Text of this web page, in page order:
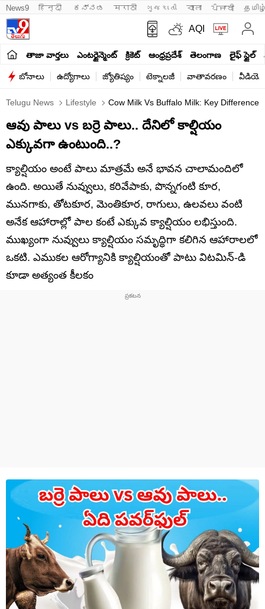
News9 हिन्दी ಕನ್ನಡ मराठी ગુજરાતી বাংলা ਪੰਜਾਬੀ
AQI
తాజా వార్తలు ఎంటర్టైన్మెంట్ క్రికెట్ ఆంధ్రప్రదేశ్ తెలంగాణ లైఫ్ స్టైల్
బోనాలు ఉద్యోగాలు జ్యోతిష్యం టెక్నాలజీ వాతావరణం
Telugu News Lifestyle Cow Milk Vs Buffalo Milk: Key
ఆవు పాలు vs బర్రె పాలు.. దేనిలో కాల్షియం
ఎక్కువగా ఉంటుంది..?
క్యాల్షియం అంటే పాలు మాత్రమే అనే భావన చాలామందిలో
ఉంది. అయితే నువ్వులు, కరివేపాకు, పొన్నగంటి కూర,
మునగాకు, తోటకూర, మెంతికూర, రాగులు, ఉలవలు వంటి
అనేక ఆహారాల్లో పాల కంటే ఎక్కువ క్యాల్షియం లభిస్తుంది.
ముఖ్యంగా నువ్వులు క్యాల్షియం సమృద్ధిగా కలిగిన ఆహారాలలో
ఒకటి. ఎముకల ఆరోగ్యానికి క్యాల్షియంతో పాటు విటమిన్-డి
కూడా అత్యంత కీలకం